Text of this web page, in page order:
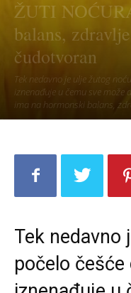
ŽUTI
balans,
čudotvoran
Tek nedavno je ulje žutog
iznenađuje u čemu sve može
ima na hormonski balans,
Tek nedavno
počelo